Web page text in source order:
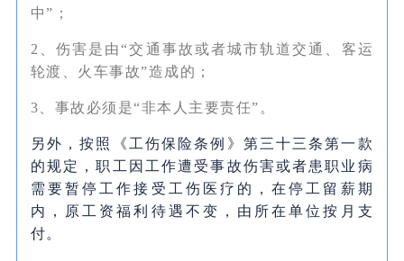
中”；
2、伤害是由“交通事故或者城市轨道交通、客运
轮渡、火车事故”造成的；
3、事故必须是“非本人主要责任”。
另外，按照《工伤保险条例》第三十三条第一款
的规定，职工因工作遭受事故伤害或者患职业病
需要暂停工作接受工伤医疗的，在停工留薪期
内，原工资福利待遇不变，由所在单位按月支
付。